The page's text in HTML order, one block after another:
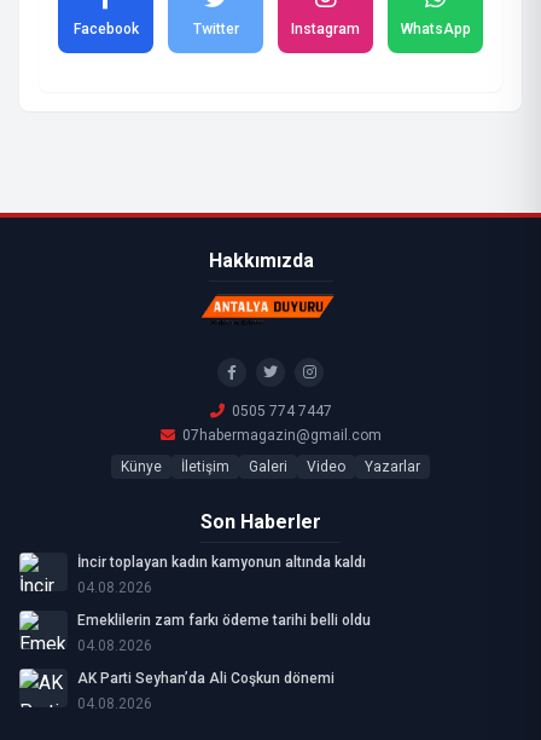
Facebook Twitter Instagram WhatsApp
Hakkımızda
0505 774 7447
07habermagazin@gmail.com
Künye
İletişim Galeri Video Yazarlar
Son Haberler
İncir toplayan kadın kamyonun altında kaldı
04.08.2026
Emeklilerin zam farkı ödeme tarihi belli oldu
04.08.2026
AK Parti Seyhan’da Ali Coşkun dönemi
04.08.2026